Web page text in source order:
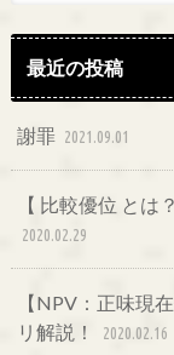
最近の投稿
謝罪 2021.09.01
【 比較優位 と
2020.02.29
【NPV：正味現
リ解説！
2020.02.16